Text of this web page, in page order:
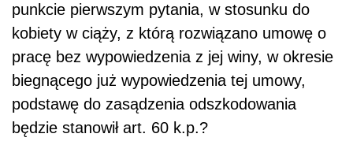
punkcie pierwszym pytania, w stosunku do
kobiety w ciąży, z którą rozwiązano umowę o
pracę bez wypowiedzenia z jej winy, w okresie
biegnącego już wypowiedzenia tej umowy,
podstawę do zasądzenia odszkodowania
będzie stanowił art. 60 k.p.?